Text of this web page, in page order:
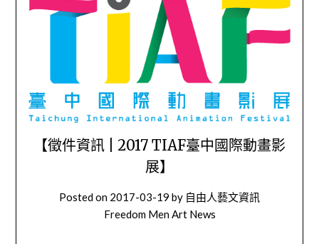
【徵件資訊 | 2017 TIAF臺中國際動畫影
展】
Posted on 2017-03-19 by 自由人藝文資訊
Freedom Men Art News